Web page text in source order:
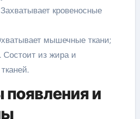
кровеносные
мышечные ткани;
из жира и
и